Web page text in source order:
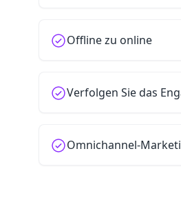
Offline zu online
Verfolgen Sie das
Omnichannel-